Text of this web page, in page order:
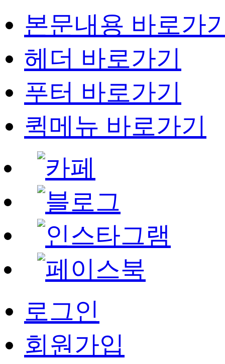
본문내용 바로가
헤더 바로가기
푸터 바로가기
퀵메뉴 바로가기
로그인
회원가입